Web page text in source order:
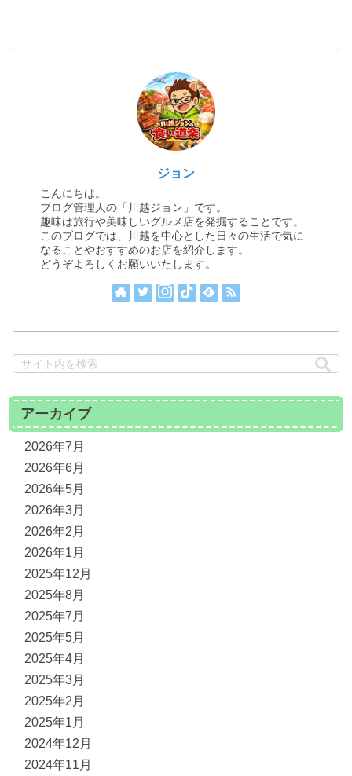
ジョン
こんにちは。
ブログ管理人の「川越ジョン」です。
趣味は旅行や美味しいグルメ店を発掘することです。
このブログでは、川越を中心とした日々の生活で気に
なることやおすすめのお店を紹介します。
どうぞよろしくお願いいたします。
アーカイブ
2026年7月
2026年6月
2026年5月
2026年3月
2026年2月
2026年1月
2025年12月
2025年8月
2025年7月
2025年5月
2025年4月
2025年3月
2025年2月
2025年1月
2024年12月
2024年11月